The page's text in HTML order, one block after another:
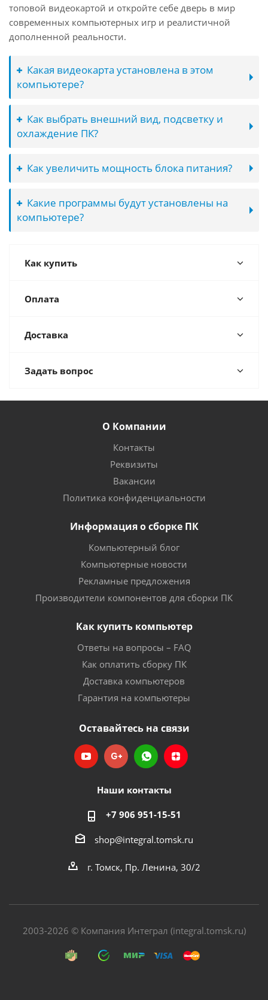
топовой видеокартой и откройте себе дверь в мир
современных компьютерных игр и реалистичной
дополненной реальности.
Какая видеокарта установлена в этом
компьютере?
Как выбрать внешний вид, подсветку и
охлаждение ПК?
Как увеличить мощность блока питания?
Какие программы будут установлены на
компьютере?
Как купить
Оплата
Доставка
Задать вопрос
О Компании
Контакты
Реквизиты
Вакансии
Политика конфиденциальности
Информация о сборке ПК
Компьютерный блог
Компьютерные новости
Рекламные предложения
Производители компонентов для сборки ПК
Как купить компьютер
Ответы на вопросы – FAQ
Как оплатить сборку ПК
Доставка компьютеров
Гарантия на компьютеры
Оставайтесь на связи
Наши контакты
+7 906 951-15-51
shop@integral.tomsk.ru
г. Томск, Пр. Ленина, 30/2
2003-2026 © Компания Интеграл (integral.tomsk.ru)